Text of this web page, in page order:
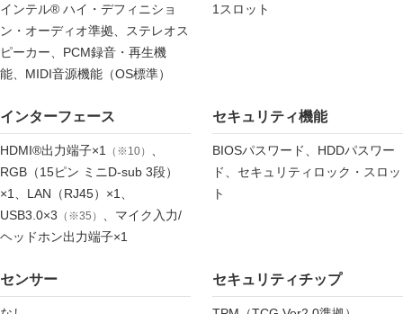
インテル® ハイ・デフィニショ
ン・オーディオ準拠、ステレオス
ピーカー、PCM録音・再生機
能、MIDI音源機能（OS標準）
1スロット
インターフェース
HDMI®出力端子×1 （※10）
RGB（15ピン ミニD-sub 3段）
×1、LAN（RJ45）×1、
USB3.0×3 （※35）
、マイク入力/
ヘッドホン出力端子×1
セキュリティ機能
BIOSパスワード、HDDパスワー
ド、セキュリティロック・スロッ
ト
センサー セキュリティチップ